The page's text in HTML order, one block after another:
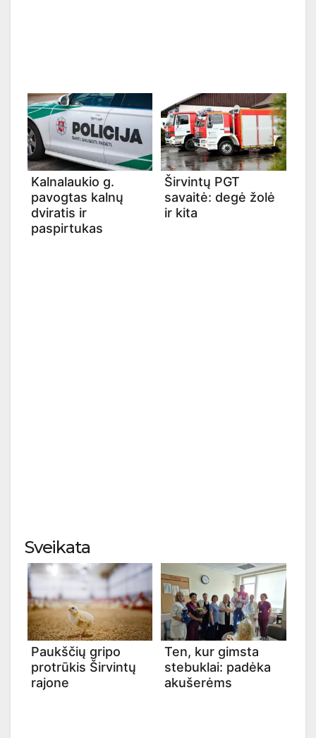
Kalnalaukio g.
pavogtas kalnų
dviratis ir
paspirtukas
Širvintų PGT
savaitė: degė žolė
ir kita
Sveikata
Paukščių gripo
protrūkis Širvintų
rajone
Ten, kur gimsta
stebuklai: padėka
akušerėms